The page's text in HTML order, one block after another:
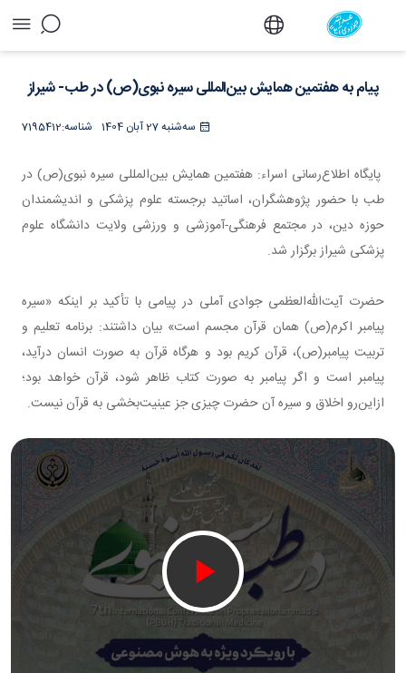
پیام به هفتمین همایش بین‌المللی سیره
نبوی(ص) در طب- شیراز - دفتر
پیام به هفتمین همایش بین‌المللی سیره نبوی(ص) در طب- شیراز
سه‌شنبه 27 آبان 1404 7195412شناسه:
پایگاه اطلاع‌رسانی اسراء: هفتمین همایش بین‌المللی سیره نبوی(ص) در
طب با حضور پژوهشگران، اساتید برجسته علوم پزشکی و اندیشمندان
حوزه دین، در مجتمع فرهنگی-آموزشی و ورزشی ولایت دانشگاه علوم
پزشکی شیراز برگزار شد.
​​​​​​​حضرت آیت‌الله‌العظمی جوادی آملی در پیامی با تأکید بر اینکه «سیره
پیامبر اکرم(ص) همان قرآن مجسم است» بیان داشتند: برنامه تعلیم و
تربیت پیامبر(ص)، قرآن کریم بود و هرگاه قرآن به صورت انسان درآید،
پیامبر است و اگر پیامبر به صورت کتاب ظاهر شود، قرآن خواهد بود؛
ازاین‌رو اخلاق و سیره آن حضرت چیزی جز عینیت‌بخشی به قرآن نیست.